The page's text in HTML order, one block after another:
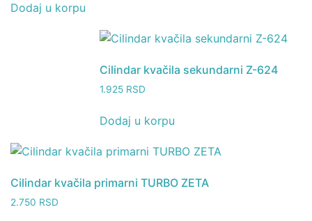
Dodaj u korpu
Cilindar kvačila sekundarni Z-624
1.925 RSD
Dodaj u korpu
Cilindar kvačila primarni TURBO ZETA
2.750 RSD